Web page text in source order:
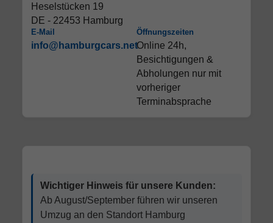
Heselstücken 19
DE - 22453 Hamburg
E-Mail
info@hamburgcars.net
Öffnungszeiten
Online 24h,
Besichtigungen &
Abholungen nur mit
vorheriger
Terminabsprache
Wichtiger Hinweis für unsere Kunden:
Ab August/September führen wir unseren
Umzug an den Standort Hamburg